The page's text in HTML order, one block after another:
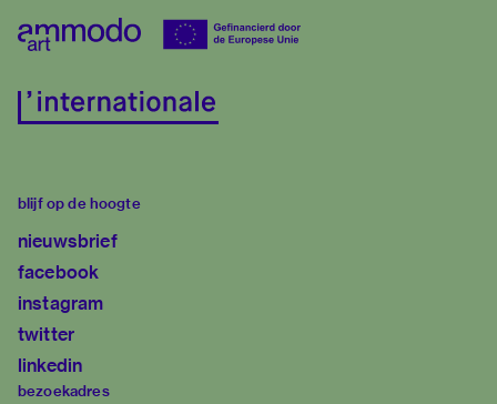
blijf op de hoogte
nieuwsbrief
facebook
instagram
twitter
linkedin
bezoekadres